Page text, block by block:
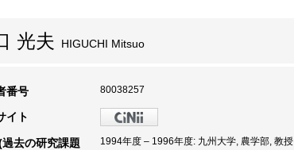
光夫 HIGUCHI Mitsuo
番号 80038257
イト
過去の研究課題
1994年度 – 1996年度: 九州大学, 農学部, 教授